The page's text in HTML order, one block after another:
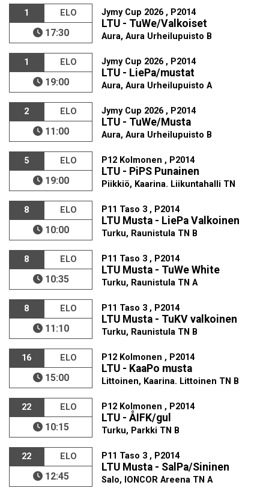
1 ELO
17:30
Jymy Cup 2026 , P2014
LTU - TuWe/Valkoiset
Aura, Aura Urheilupuisto B
1 ELO
19:00
Jymy Cup 2026 , P2014
LTU - LiePa/mustat
Aura, Aura Urheilupuisto A
2 ELO
11:00
Jymy Cup 2026 , P2014
LTU - TuWe/Musta
Aura, Aura Urheilupuisto B
5 ELO
19:00
P12 Kolmonen , P2014
LTU - PiPS Punainen
Piikkiö, Kaarina. Liikuntahalli TN
8 ELO
10:00
P11 Taso 3 , P2014
LTU Musta - LiePa Valkoinen
Turku, Raunistula TN B
8 ELO
10:35
P11 Taso 3 , P2014
LTU Musta - TuWe White
Turku, Raunistula TN A
8 ELO
11:10
P11 Taso 3 , P2014
LTU Musta - TuKV valkoinen
Turku, Raunistula TN B
16 ELO
15:00
P12 Kolmonen , P2014
LTU - KaaPo musta
Littoinen, Kaarina. Littoinen TN B
22 ELO
10:15
P12 Kolmonen , P2014
LTU - ÅIFK/gul
Turku, Parkki TN B
22 ELO
12:45
P11 Taso 3 , P2014
LTU Musta - SalPa/Sininen
Salo, IONCOR Areena TN A